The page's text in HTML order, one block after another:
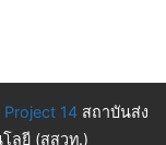
14สถาบันส่ง
ลยี (สสวท.)